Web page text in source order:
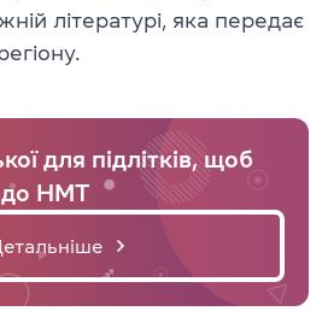
літературі, яка передає
для підлітків, щоб
до НМТ